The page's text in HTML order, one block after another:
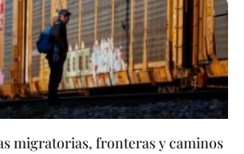
migratorias, fronteras y caminos